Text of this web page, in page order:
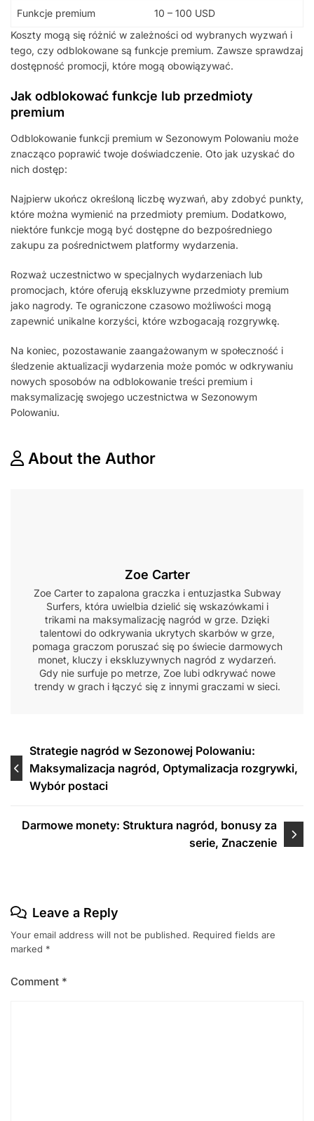
Funkcje premium
10 – 100 USD
Koszty mogą się różnić w zależności od wybranych wyzwań i
tego, czy odblokowane są funkcje premium. Zawsze sprawdzaj
dostępność promocji, które mogą obowiązywać.
Jak odblokować funkcje lub przedmioty
premium
Odblokowanie funkcji premium w Sezonowym Polowaniu może
znacząco poprawić twoje doświadczenie. Oto jak uzyskać do
nich dostęp:
Najpierw ukończ określoną liczbę wyzwań, aby zdobyć punkty,
które można wymienić na przedmioty premium. Dodatkowo,
niektóre funkcje mogą być dostępne do bezpośredniego
zakupu za pośrednictwem platformy wydarzenia.
Rozważ uczestnictwo w specjalnych wydarzeniach lub
promocjach, które oferują ekskluzywne przedmioty premium
jako nagrody. Te ograniczone czasowo możliwości mogą
zapewnić unikalne korzyści, które wzbogacają rozgrywkę.
Na koniec, pozostawanie zaangażowanym w społeczność i
śledzenie aktualizacji wydarzenia może pomóc w odkrywaniu
nowych sposobów na odblokowanie treści premium i
maksymalizację swojego uczestnictwa w Sezonowym
Polowaniu.
About the Author
Zoe Carter
Zoe Carter to zapalona graczka i entuzjastka Subway
Surfers, która uwielbia dzielić się wskazówkami i
trikami na maksymalizację nagród w grze. Dzięki
talentowi do odkrywania ukrytych skarbów w grze,
pomaga graczom poruszać się po świecie darmowych
monet, kluczy i ekskluzywnych nagród z wydarzeń.
Gdy nie surfuje po metrze, Zoe lubi odkrywać nowe
trendy w grach i łączyć się z innymi graczami w sieci.
Post
navigation
Strategie nagród w Sezonowej Polowaniu:
Maksymalizacja nagród, Optymalizacja rozgrywki,
Wybór postaci
Darmowe monety: Struktura nagród, bonusy za
serie, Znaczenie
Leave a Reply
Your email address will not be published. Required fields are
marked *
Comment *